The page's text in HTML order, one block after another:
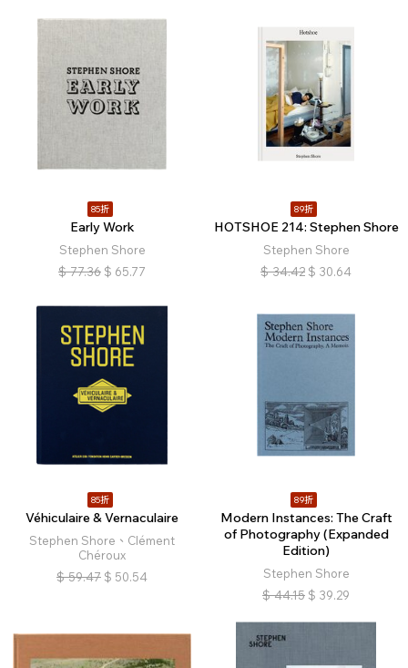
85折
Early Work
Stephen Shore
$ 77.36 $ 65.77
89折
HOTSHOE 214: Stephen Shore
Stephen Shore
$ 34.42 $ 30.64
85折
Véhiculaire & Vernaculaire
Stephen Shore、Clément
Chéroux
$ 59.47 $ 50.54
89折
Modern Instances: The Craft
of Photography (Expanded
Edition)
Stephen Shore
$ 44.15 $ 39.29